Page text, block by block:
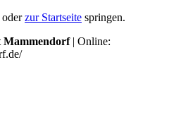
oderzur Startseite springen.
Mammendorf| Online: